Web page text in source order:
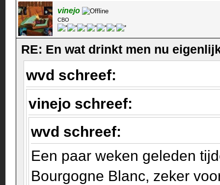
vinejo
CBO
RE: En wat drinkt men nu
wvd schreef:
vinejo schreef:
wvd schreef:
Een paar weken geleden
Bourgogne Blanc, zeker